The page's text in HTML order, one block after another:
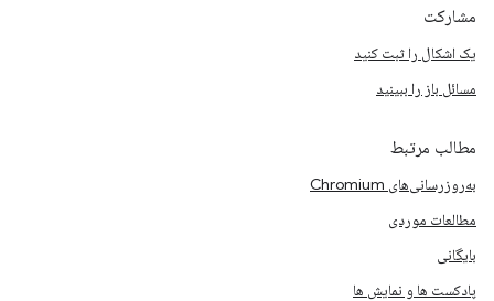
مشارکت
یک اشکال را ثبت کنید
مسائل باز را ببینید
مطالب مرتبط
به‌روزرسانی‌های Chromium
مطالعات موردی
بایگانی
پادکست ها و نمایش ها